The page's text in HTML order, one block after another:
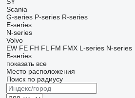
Scania
G-series P-series R-series
E-series
N-series
Volvo
EW FE FH FL FM FMX L-series N-series
B-series
показать все
Место расположения
Поиск по радиусу